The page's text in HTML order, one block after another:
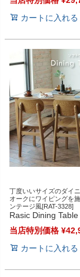
カートに入れる
丁度いいサイズのダイ
オークにワイピングを
ンテージ風[RAT-3328]
Rasic Dining
当店特別価格 ¥
カートに入れる